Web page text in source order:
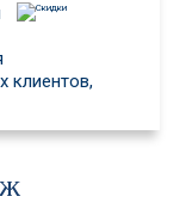
клиентов,